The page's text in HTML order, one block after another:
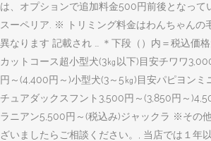
は、オプションで追加料金500円前後となって
スーペリア. ※ トリミング料金はわんちゃんの
異なります 記載され … ＊下段（）内＝税込価
カットコース超小型犬(3㎏以下)目安チワワ
円～(4,400円～)小型犬(3～5㎏)目安パピヨンミ
チュアダックスフント3,500円～(3,850円～
ラニアン5,500円～(税込み)ジャックラ ※その
ざいましたらご相談ください。, 当店では１年